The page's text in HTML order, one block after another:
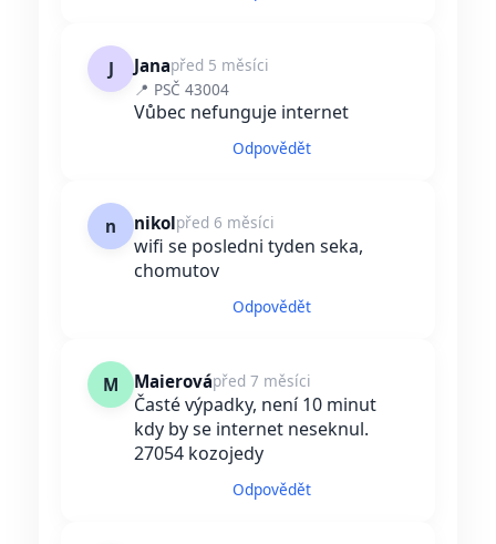
J Janapřed 5 měsíci
📍 PSČ 43004
Vůbec nefunguje internet
Odpovědět
n nikolpřed 6 měsíci
wifi se posledni tyden seka,
chomutov
Odpovědět
M Maierovápřed 7 měsíci
Časté výpadky, není 10 minut
kdy by se internet neseknul.
27054 kozojedy
Odpovědět